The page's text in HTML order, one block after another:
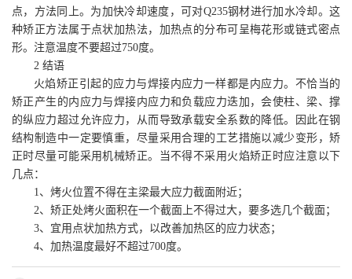
点，方法同上。为加快冷却速度，可对Q235钢材进行加水冷却。这
种矫正方法属于点状加热法，加热点的分布可呈梅花形或链式密点
形。注意温度不要超过750度。
2 结语
火焰矫正引起的应力与焊接内应力一样都是内应力。不恰当的
矫正产生的内应力与焊接内应力和负载应力迭加，会使柱、梁、撑
的纵应力超过允许应力，从而导致承载安全系数的降低。因此在钢
结构制造中一定要慎重，尽量采用合理的工艺措施以减少变形，矫
正时尽量可能采用机械矫正。当不得不采用火焰矫正时应注意以下
几点：
1、烤火位置不得在主梁最大应力截面附近；
2、矫正处烤火面积在一个截面上不得过大，要多选几个截面；
3、宜用点状加热方式，以改善加热区的应力状态；
4、加热温度最好不超过700度。